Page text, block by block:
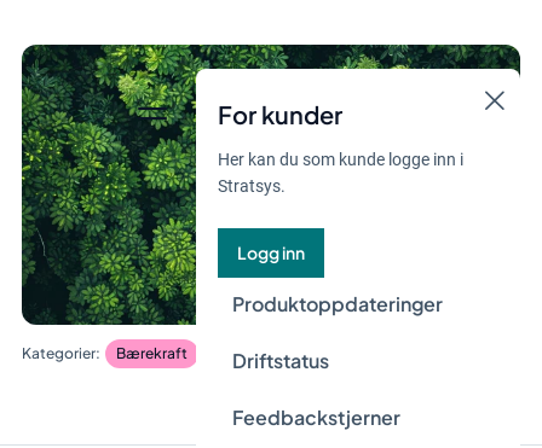
For kunder
Her kan du som kunde logge inn i
Stratsys.
Logg inn
Produktoppdateringer
Driftstatus
Feedbackstjerner
Bærekraft